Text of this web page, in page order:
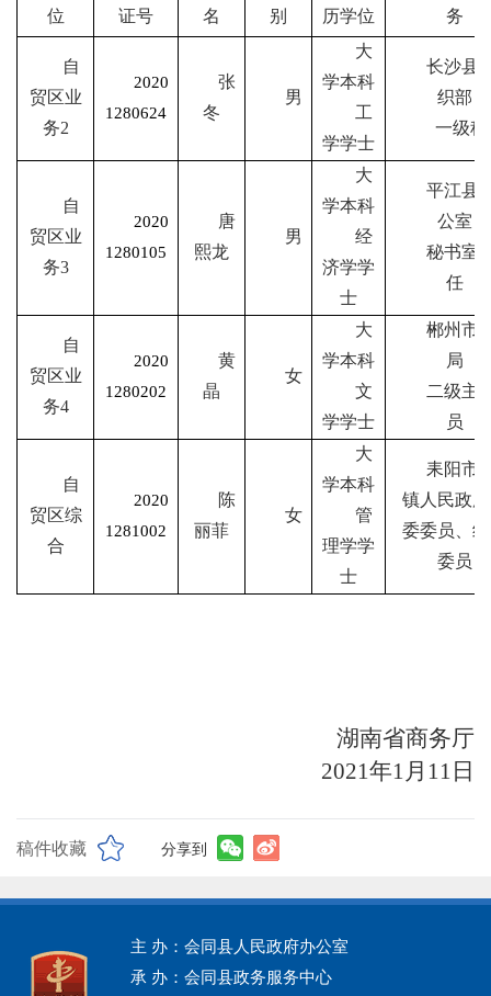
位
证号
名
别
历学位
务
自
贸区业
务2
2020
1280624
张
冬
男
大
学本科
工
学学士
长沙县
织部
一级科
自
贸区业
务3
2020
1280105
唐
熙龙
男
大
学本科
经
济学学
士
平江县
公室
秘书室
任
自
贸区业
务4
2020
1280202
黄
晶
女
大
学本科
文
学学士
郴州市
局
二级主
员
自
贸区综
合
2020
1281002
陈
丽菲
女
大
学本科
管
理学学
士
耒阳市
镇人民政
委委员、
委员
湖南省商务厅
2021年1 月 11 日
稿件收藏 分享到
主 办：会同县人民政府办公室
承 办：会同县政务服务中心